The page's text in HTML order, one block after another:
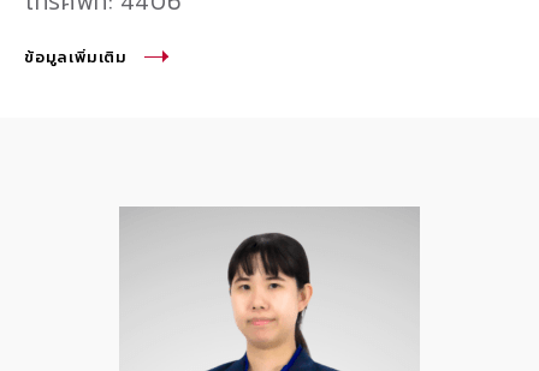
ข้อมูลเพิ่มเติม